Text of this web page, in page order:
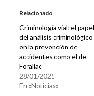
Relacionado
Criminología vial: el papel
del análisis criminológico
en la prevención de
accidentes como el de
Forallac
28/01/2025
En «Noticias»